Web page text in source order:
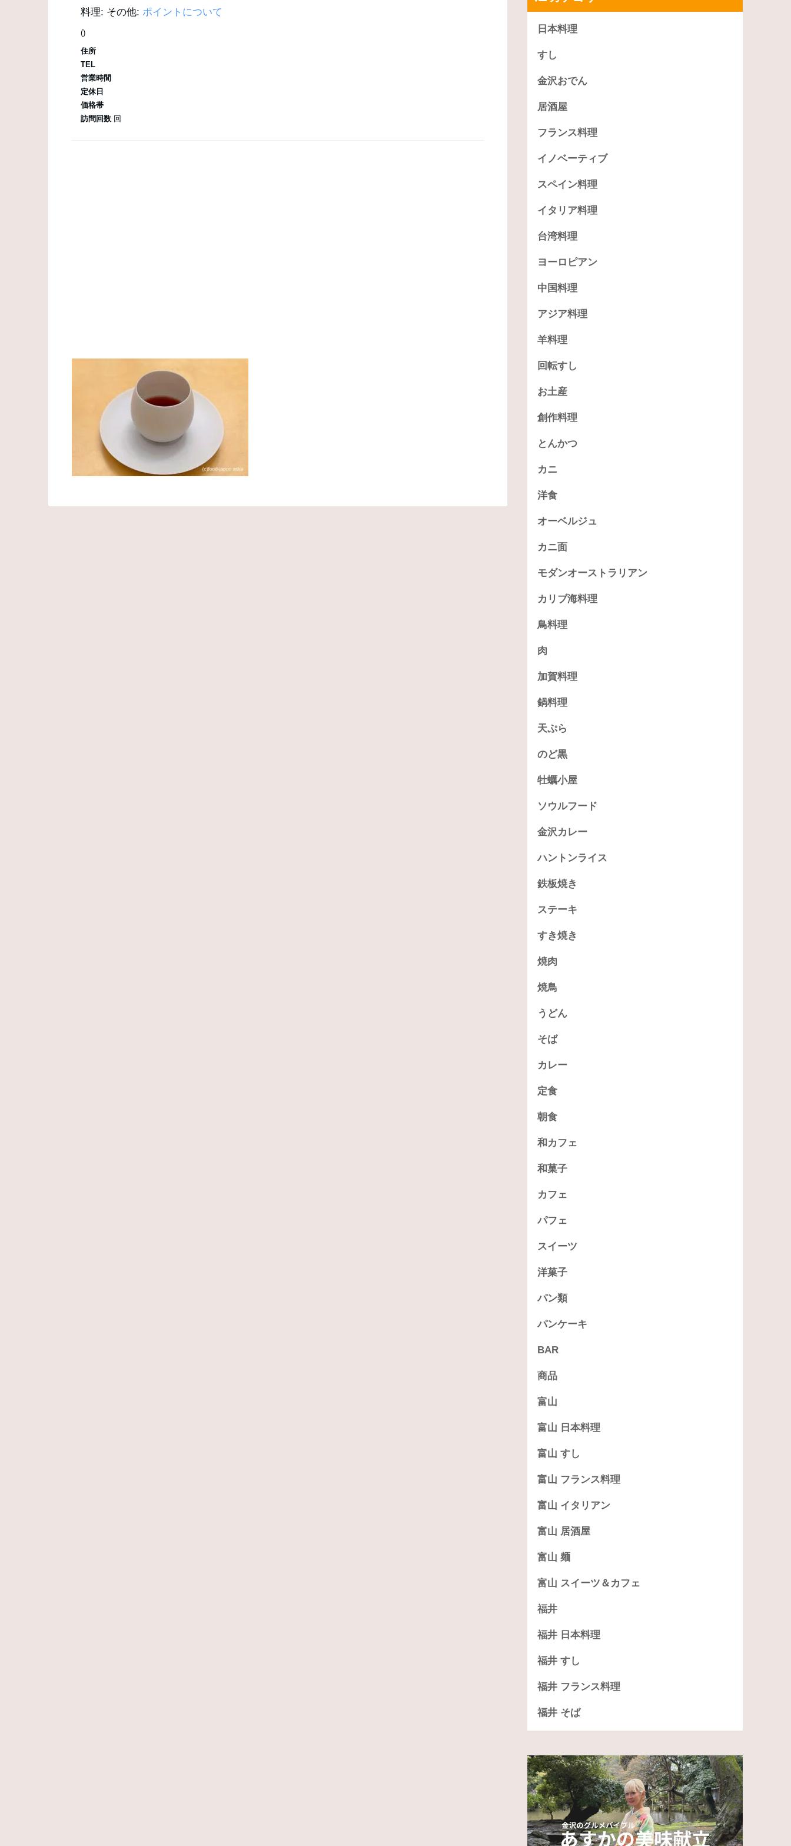
料理: その他: ポイントについて
()
住所
TEL
営業時間
定休日
価格帯
訪問回数 回
日本料理
すし
金沢おでん
居酒屋
フランス料理
イノベーティブ
スペイン料理
イタリア料理
台湾料理
ヨーロピアン
中国料理
アジア料理
羊料理
回転すし
お土産
創作料理
とんかつ
カニ
洋食
オーベルジュ
カニ面
モダンオーストラリアン
カリブ海料理
鳥料理
肉
加賀料理
鍋料理
天ぷら
のど黒
牡蠣小屋
ソウルフード
金沢カレー
ハントンライス
鉄板焼き
ステーキ
すき焼き
焼肉
焼鳥
うどん
そば
カレー
定食
朝食
和カフェ
和菓子
カフェ
パフェ
スイーツ
洋菓子
パン類
パンケーキ
BAR
商品
富山
富山 日本料理
富山 すし
富山 フランス料理
富山 イタリアン
富山 居酒屋
富山 麺
富山 スイーツ＆カフェ
福井
福井 日本料理
福井 すし
福井 フランス料理
福井 そば